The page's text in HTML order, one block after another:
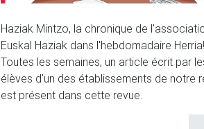
Haziak Mintzo, la chronique de
Euskal Haziak dans l'hebdomadaire Herria!
Toutes les semaines, un article écrit par
élèves d'un des établissements de notre
est présent dans cette revue.